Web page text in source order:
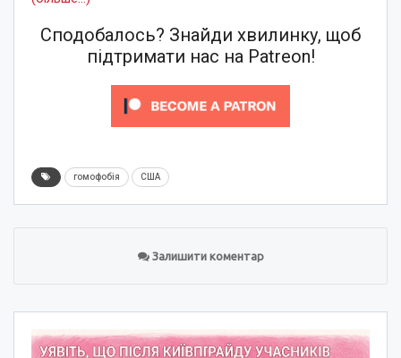
Сподобалось? Знайди хвилинку, щоб
підтримати нас на Patreon!
гомофобія США
Залишити коментар